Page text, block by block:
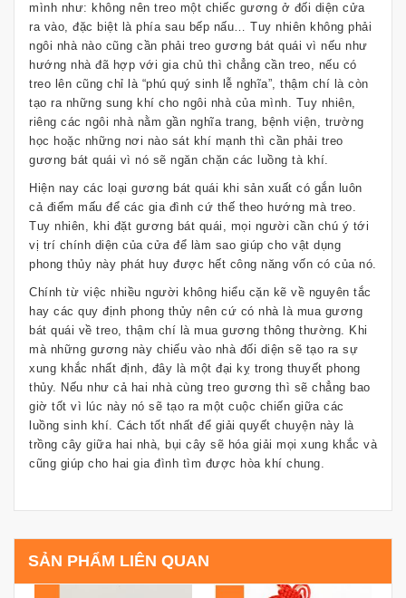
mình như: không nên treo một chiếc gương ở đối diện cửa
ra vào, đặc biệt là phía sau bếp nấu… Tuy nhiên không phải
ngôi nhà nào cũng cần phải treo gương bát quái vì nếu như
hướng nhà đã hợp với gia chủ thì chẳng cần treo, nếu có
treo lên cũng chỉ là “phú quý sinh lễ nghĩa”, thậm chí là còn
tạo ra những sung khí cho ngôi nhà của mình. Tuy nhiên,
riêng các ngôi nhà nằm gần nghĩa trang, bệnh viện, trường
học hoặc những nơi nào sát khí mạnh thì cần phải treo
gương bát quái vì nó sẽ ngăn chặn các luồng tà khí.
Hiện nay các loại gương bát quái khi sản xuất có gắn luôn
cả điểm mấu để các gia đình cứ thế theo hướng mà treo.
Tuy nhiên, khi đặt gương bát quái, mọi người cần chú ý tới
vị trí chính diện của cửa để làm sao giúp cho vật dụng
phong thủy này phát huy được hết công năng vốn có của nó.
Chính từ việc nhiều người không hiểu cặn kẽ về nguyên tắc
hay các quy định phong thủy nên cứ có nhà là mua gương
bát quái về treo, thậm chí là mua gương thông thường. Khi
mà những gương này chiếu vào nhà đối diện sẽ tạo ra sự
xung khắc nhất định, đây là một đại kỵ trong thuyết phong
thủy. Nếu như cả hai nhà cùng treo gương thì sẽ chẳng bao
giờ tốt vì lúc này nó sẽ tạo ra một cuộc chiến giữa các
luồng sinh khí. Cách tốt nhất để giải quyết chuyện này là
trồng cây giữa hai nhà, bụi cây sẽ hóa giải mọi xung khắc và
cũng giúp cho hai gia đình tìm được hòa khí chung.
SẢN PHẨM LIÊN QUAN